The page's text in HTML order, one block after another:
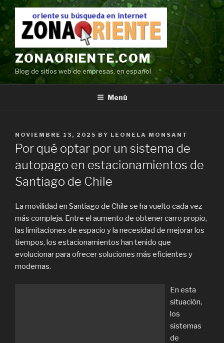
Ir
contenido
ZONAORIENTE.COM
Blog de sitios web de empresas, en español
Menú
POSTED
ON
NOVIEMBRE 13, 2025 BY LEONELA MONSANT
Por qué optar por un sistema de
autopago en estacionamientos de
Santiago de Chile
La movilidad en Santiago de Chile se ha vuelto cada vez
más compleja. Entre el aumento de obtener carro propio,
las limitaciones de espacio y la necesidad de mejorar los
tiempos, los estacionamientos han tenido que
evolucionar para ofrecer soluciones más eficientes y
modernas.
En esta
situación,
los
sistemas
de